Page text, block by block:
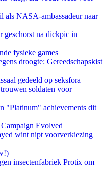
als NASA-ambassadeur naar
geschorst na dickpic in
fysieke games
droogte: Gereedschapskist
gedeeld op seksfora
soldaten voor
"Platinum" achievements dit
Evolved
wint nipt voorverkiezing
insectenfabriek Protix om